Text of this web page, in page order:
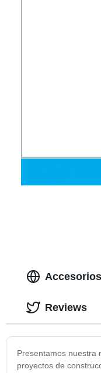
Presentamos nuestra
proyectos de
Reviews